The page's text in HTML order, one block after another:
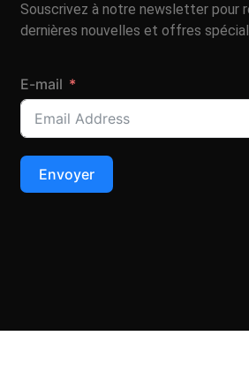
Souscrivez à notre newsletter pour
dernières nouvelles et offres
E-mail
Envoyer